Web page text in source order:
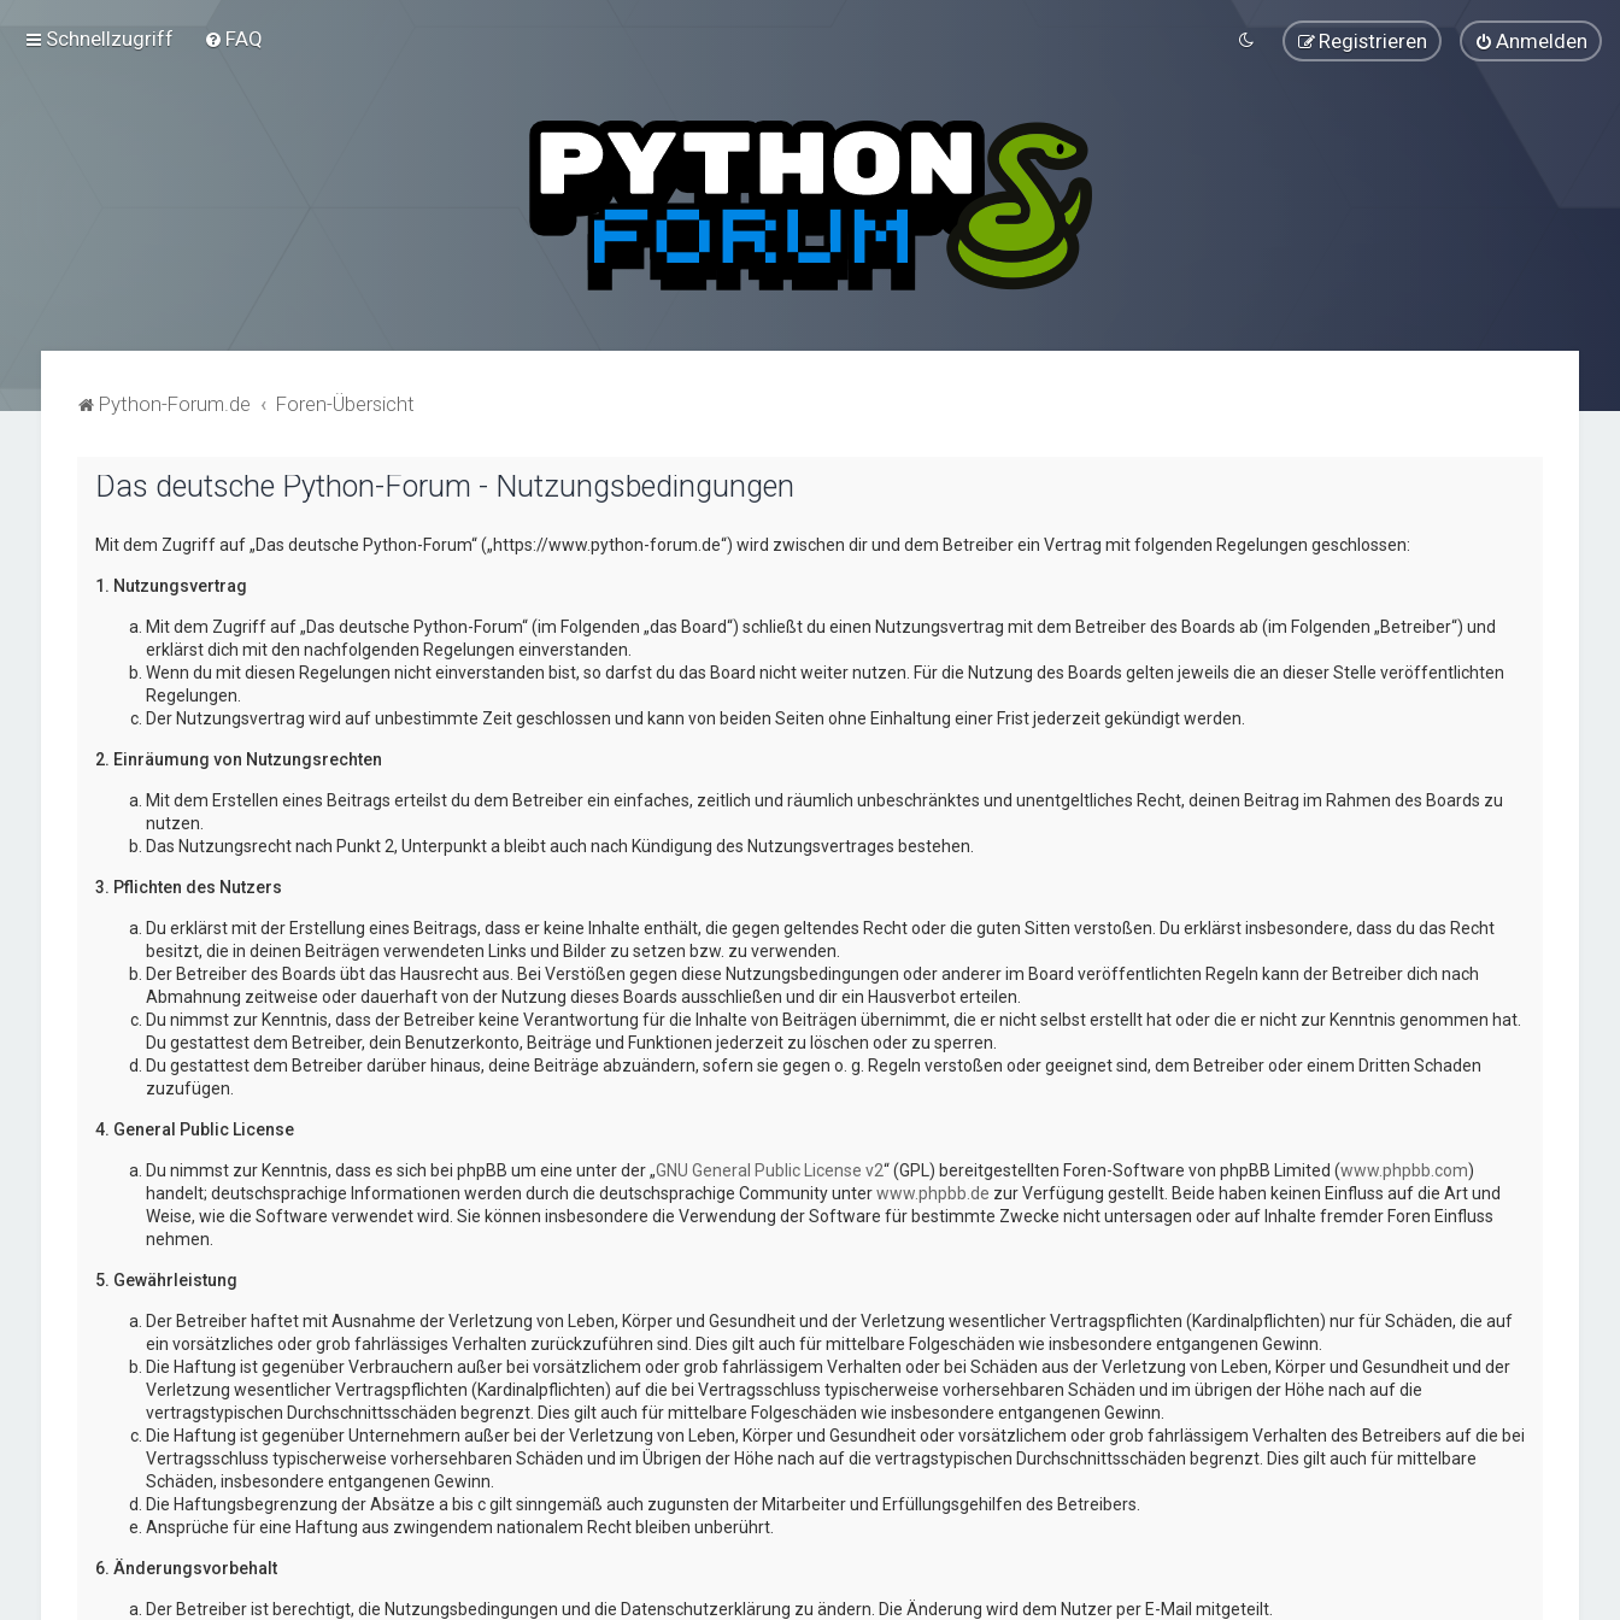
Schnellzugriff FAQ Anmelden
Registrieren
Python-Forum.de Foren-Übersicht
Das deutsche Python-Forum - Nutzungsbedingungen
Mit dem Zugriff auf „Das deutsche Python-Forum“ („https://www.python-forum.de“) wird zwischen dir und dem Betreiber ein Vertrag mit folgenden Regelungen geschlossen:
1. Nutzungsvertrag
Mit dem Zugriff auf „Das deutsche Python-Forum“ (im Folgenden „das Board“) schließt du einen Nutzungsvertrag mit dem Betreiber des Boards ab (im Folgenden „Betreiber“) und
erklärst dich mit den nachfolgenden Regelungen einverstanden.
Wenn du mit diesen Regelungen nicht einverstanden bist, so darfst du das Board nicht weiter nutzen. Für die Nutzung des Boards gelten jeweils die an dieser Stelle veröffentlichten
Regelungen.
Der Nutzungsvertrag wird auf unbestimmte Zeit geschlossen und kann von beiden Seiten ohne Einhaltung einer Frist jederzeit gekündigt werden.
2. Einräumung von Nutzungsrechten
Mit dem Erstellen eines Beitrags erteilst du dem Betreiber ein einfaches, zeitlich und räumlich unbeschränktes und unentgeltliches Recht, deinen Beitrag im Rahmen des Boards zu
nutzen.
Das Nutzungsrecht nach Punkt 2, Unterpunkt a bleibt auch nach Kündigung des Nutzungsvertrages bestehen.
3. Pflichten des Nutzers
Du erklärst mit der Erstellung eines Beitrags, dass er keine Inhalte enthält, die gegen geltendes Recht oder die guten Sitten verstoßen. Du erklärst insbesondere, dass du das Recht
besitzt, die in deinen Beiträgen verwendeten Links und Bilder zu setzen bzw. zu verwenden.
Der Betreiber des Boards übt das Hausrecht aus. Bei Verstößen gegen diese Nutzungsbedingungen oder anderer im Board veröffentlichten Regeln kann der Betreiber dich nach
Abmahnung zeitweise oder dauerhaft von der Nutzung dieses Boards ausschließen und dir ein Hausverbot erteilen.
Du nimmst zur Kenntnis, dass der Betreiber keine Verantwortung für die Inhalte von Beiträgen übernimmt, die er nicht selbst erstellt hat oder die er nicht zur Kenntnis genommen hat.
Du gestattest dem Betreiber, dein Benutzerkonto, Beiträge und Funktionen jederzeit zu löschen oder zu sperren.
Du gestattest dem Betreiber darüber hinaus, deine Beiträge abzuändern, sofern sie gegen o. g. Regeln verstoßen oder geeignet sind, dem Betreiber oder einem Dritten Schaden
zuzufügen.
4. General Public License
Du nimmst zur Kenntnis, dass es sich bei phpBB um eine unter der „GNU General Public License v2“ (GPL) bereitgestellten Foren-Software von phpBB Limited (www.phpbb.com)
handelt; deutschsprachige Informationen werden durch die deutschsprachige Community unterwww.phpbb.de zur Verfügung gestellt. Beide haben keinen Einfluss auf die Art und
Weise, wie die Software verwendet wird. Sie können insbesondere die Verwendung der Software für bestimmte Zwecke nicht untersagen oder auf Inhalte fremder Foren Einfluss
nehmen.
5. Gewährleistung
Der Betreiber haftet mit Ausnahme der Verletzung von Leben, Körper und Gesundheit und der Verletzung wesentlicher Vertragspflichten (Kardinalpflichten) nur für Schäden, die auf
ein vorsätzliches oder grob fahrlässiges Verhalten zurückzuführen sind. Dies gilt auch für mittelbare Folgeschäden wie insbesondere entgangenen Gewinn.
Die Haftung ist gegenüber Verbrauchern außer bei vorsätzlichem oder grob fahrlässigem Verhalten oder bei Schäden aus der Verletzung von Leben, Körper und Gesundheit und der
Verletzung wesentlicher Vertragspflichten (Kardinalpflichten) auf die bei Vertragsschluss typischerweise vorhersehbaren Schäden und im übrigen der Höhe nach auf die
vertragstypischen Durchschnittsschäden begrenzt. Dies gilt auch für mittelbare Folgeschäden wie insbesondere entgangenen Gewinn.
Die Haftung ist gegenüber Unternehmern außer bei der Verletzung von Leben, Körper und Gesundheit oder vorsätzlichem oder grob fahrlässigem Verhalten des Betreibers auf die bei
Vertragsschluss typischerweise vorhersehbaren Schäden und im Übrigen der Höhe nach auf die vertragstypischen Durchschnittsschäden begrenzt. Dies gilt auch für mittelbare
Schäden, insbesondere entgangenen Gewinn.
Die Haftungsbegrenzung der Absätze a bis c gilt sinngemäß auch zugunsten der Mitarbeiter und Erfüllungsgehilfen des Betreibers.
Ansprüche für eine Haftung aus zwingendem nationalem Recht bleiben unberührt.
6. Änderungsvorbehalt
Der Betreiber ist berechtigt, die Nutzungsbedingungen und die Datenschutzerklärung zu ändern. Die Änderung wird dem Nutzer per E-Mail mitgeteilt.